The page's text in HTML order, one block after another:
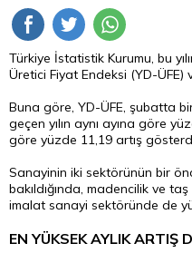
Türkiye İstatistik Kurumu, bu
Üretici Fiyat Endeksi (YD-ÜFE)
Buna göre, YD-ÜFE, şubatta
geçen yılın aynı ayına göre
göre yüzde 11,19 artış
Sanayinin iki sektörünün bir
bakıldığında, madencilik ve
imalat sanayi sektöründe de
EN YÜKSEK AYLIK ARTIŞ